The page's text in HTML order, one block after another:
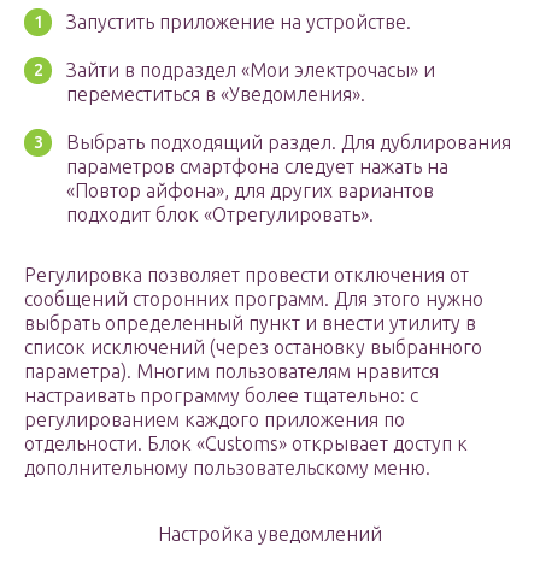
Запустить приложение на устройстве.
Зайти в подраздел «Мои электрочасы» и
переместиться в «Уведомления».
Выбрать подходящий раздел. Для дублирования
параметров смартфона следует нажать на
«Повтор айфона», для других вариантов
подходит блок «Отрегулировать».
Регулировка позволяет провести отключения от
сообщений сторонних программ. Для этого нужно
выбрать определенный пункт и внести утилиту в
список исключений (через остановку выбранного
параметра). Многим пользователям нравится
настраивать программу более тщательно: с
регулированием каждого приложения по
отдельности. Блок «Customs» открывает доступ к
дополнительному пользовательскому меню.
Настройка уведомлений